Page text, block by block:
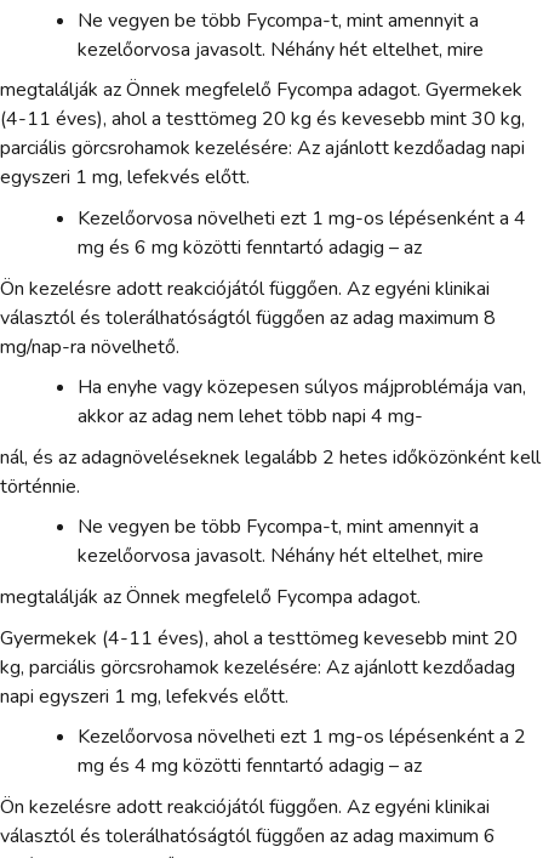
Ne vegyen be több Fycompa-t, mint amennyit a
kezelőorvosa javasolt. Néhány hét eltelhet, mire
megtalálják az Önnek megfelelő Fycompa adagot. Gyermekek
(4-11 éves), ahol a testtömeg 20 kg és kevesebb mint 30 kg,
parciális görcsrohamok kezelésére: Az ajánlott kezdőadag napi
egyszeri 1 mg, lefekvés előtt.
Kezelőorvosa növelheti ezt 1 mg-os lépésenként a 4
mg és 6 mg közötti fenntartó adagig – az
Ön kezelésre adott reakciójától függően. Az egyéni klinikai
választól és tolerálhatóságtól függően az adag maximum 8
mg/nap-ra növelhető.
Ha enyhe vagy közepesen súlyos májproblémája van,
akkor az adag nem lehet több napi 4 mg-
nál, és az adagnöveléseknek legalább 2 hetes időközönként kell
történnie.
Ne vegyen be több Fycompa-t, mint amennyit a
kezelőorvosa javasolt. Néhány hét eltelhet, mire
megtalálják az Önnek megfelelő Fycompa adagot.
Gyermekek (4-11 éves), ahol a testtömeg kevesebb mint 20
kg, parciális görcsrohamok kezelésére: Az ajánlott kezdőadag
napi egyszeri 1 mg, lefekvés előtt.
Kezelőorvosa növelheti ezt 1 mg-os lépésenként a 2
mg és 4 mg közötti fenntartó adagig – az
Ön kezelésre adott reakciójától függően. Az egyéni klinikai
választól és tolerálhatóságtól függően az adag maximum 6